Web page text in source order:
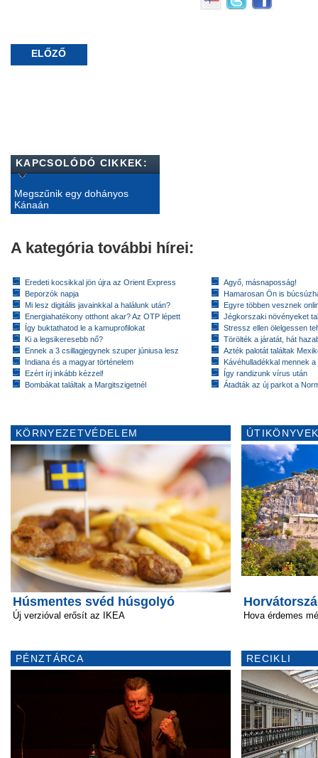
ELŐZŐ
KAPCSOLÓDÓ CIKKEK:
Megszűnik egy dohányos
Kánaán
A kategória további hírei:
Eredeti kocsikkal jön újra az Orient Express
Beporzók napja
Mi lesz digitális javainkkal a halálunk után?
Energiahatékony otthont akar? Az OTP lépett
Így buktathatod le a kamuprofilokat
Ki a legsikeresebb nő?
Ennek a 3 csillagjegynek szuper júniusa lesz
Indiana és a magyar történelem
Ezért írj inkább kézzel!
Bombákat találtak a Margitszigetnél
Agyő, másnaposság!
Hamarosan Ön is
Egyre többen vesznek
Jégkorszaki növényeket
Stressz ellen ölelgessen
Törölték a járatát, hát
Azték palotát találtak
Kávéhulladékkal mennek
Így randizunk vírus után
Átadták az új parkot a
KÖRNYEZETVÉDELEM
Húsmentes svéd húsgolyó
Új verzióval erősít az IKEA
PÉNZTÁRCA
Hova érdemes
RECIKLI